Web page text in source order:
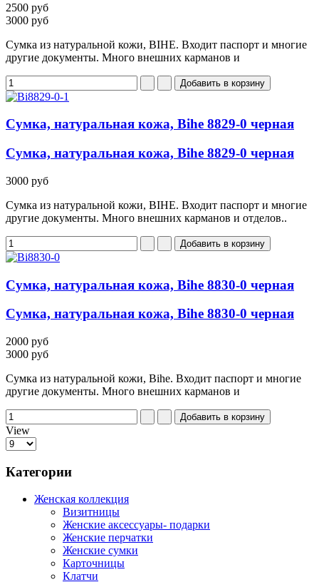
2500 руб
3000 руб
Сумка из натуральной кожи, BIHE. Входит паспорт и многие
другие документы. Много внешних карманов и
Сумка, натуральная кожа, Bihe 8829-0 черная
Сумка, натуральная кожа, Bihe 8829-0 черная
3000 руб
Сумка из натуральной кожи, BIHE. Входит паспорт и многие
другие документы. Много внешних карманов и отделов..
Сумка, натуральная кожа, Bihe 8830-0 черная
Сумка, натуральная кожа, Bihe 8830-0 черная
2000 руб
3000 руб
Сумка из натуральной кожи, Bihe. Входит паспорт и многие
другие документы. Много внешних карманов и
View
Категории
Женская коллекция
Визитницы
Женские аксессуары- подарки
Женские перчатки
Женские сумки
Карточницы
Клатчи